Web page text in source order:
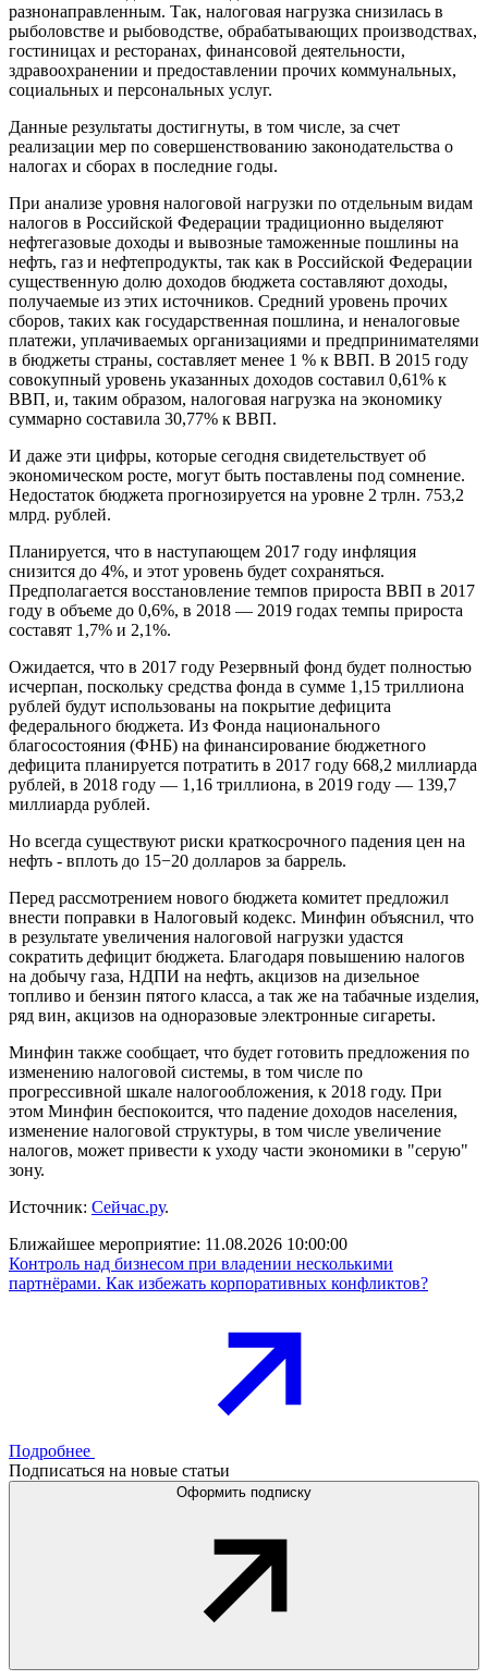
разнонаправленным. Так, налоговая нагрузка снизилась в
рыболовстве и рыбоводстве, обрабатывающих производствах,
гостиницах и ресторанах, финансовой деятельности,
здравоохранении и предоставлении прочих коммунальных,
социальных и персональных услуг.
Данные результаты достигнуты, в том числе, за счет
реализации мер по совершенствованию законодательства о
налогах и сборах в последние годы.
При анализе уровня налоговой нагрузки по отдельным видам
налогов в Российской Федерации традиционно выделяют
нефтегазовые доходы и вывозные таможенные пошлины на
нефть, газ и нефтепродукты, так как в Российской Федерации
существенную долю доходов бюджета составляют доходы,
получаемые из этих источников. Средний уровень прочих
сборов, таких как государственная пошлина, и неналоговые
платежи, уплачиваемых организациями и предпринимателями
в бюджеты страны, составляет менее 1 % к ВВП. В 2015 году
совокупный уровень указанных доходов составил 0,61% к
ВВП, и, таким образом, налоговая нагрузка на экономику
суммарно составила 30,77% к ВВП.
И даже эти цифры, которые сегодня свидетельствует об
экономическом росте, могут быть поставлены под сомнение.
Недостаток бюджета прогнозируется на уровне 2 трлн. 753,2
млрд. рублей.
Планируется, что в наступающем 2017 году инфляция
снизится до 4%, и этот уровень будет сохраняться.
Предполагается восстановление темпов прироста ВВП в 2017
году в объеме до 0,6%, в 2018 — 2019 годах темпы прироста
составят 1,7% и 2,1%.
Ожидается, что в 2017 году Резервный фонд будет полностью
исчерпан, поскольку средства фонда в сумме 1,15 триллиона
рублей будут использованы на покрытие дефицита
федерального бюджета. Из Фонда национального
благосостояния (ФНБ) на финансирование бюджетного
дефицита планируется потратить в 2017 году 668,2 миллиарда
рублей, в 2018 году — 1,16 триллиона, в 2019 году — 139,7
миллиарда рублей.
Но всегда существуют риски краткосрочного падения цен на
нефть - вплоть до 15−20 долларов за баррель.
Перед рассмотрением нового бюджета комитет предложил
внести поправки в Налоговый кодекс. Минфин объяснил, что
в результате увеличения налоговой нагрузки удастся
сократить дефицит бюджета. Благодаря повышению налогов
на добычу газа, НДПИ на нефть, акцизов на дизельное
топливо и бензин пятого класса, а так же на табачные изделия,
ряд вин, акцизов на одноразовые электронные сигареты.
Минфин также сообщает, что будет готовить предложения по
изменению налоговой системы, в том числе по
прогрессивной шкале налогообложения, к 2018 году. При
этом Минфин беспокоится, что падение доходов населения,
изменение налоговой структуры, в том числе увеличение
налогов, может привести к уходу части экономики в "серую"
зону.
Источник: Сейчас.ру.
Ближайшее мероприятие: 11.08.2026 10:00:00
Контроль над бизнесом при владении несколькими
партнёрами. Как избежать корпоративных конфликтов?
Подробнее
Подписаться на новые статьи
Оформить подписку